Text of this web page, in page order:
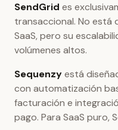
SendGrid es
transaccional. No está
SaaS, pero su
volúmenes altos.
Sequenzyestá
con automatización
facturación e
pago. Para SaaS puro,